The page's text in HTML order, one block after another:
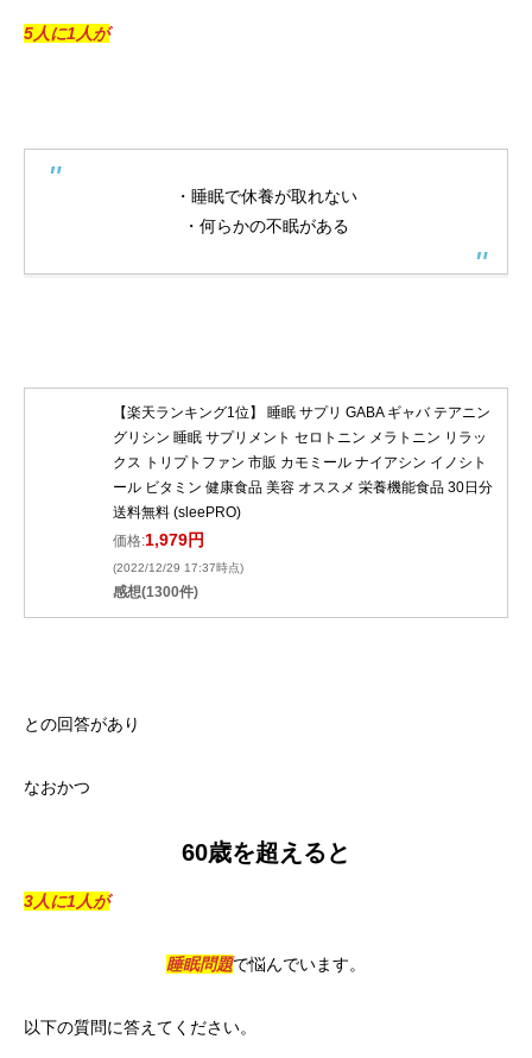
5人に1人が
・睡眠で休養が取れない
・何らかの不眠がある
【楽天ランキング1位】 睡眠 サプリ GABA ギャバ テアニン
グリシン 睡眠 サプリメント セロトニン メラトニン リラッ
クス トリプトファン 市販 カモミール ナイアシン イノシト
ール ビタミン 健康食品 美容 オススメ 栄養機能食品 30日分
送料無料 (sleePRO)
価格:1,979円
(2022/12/29 17:37時点)
感想(1300件)
との回答があり
なおかつ
60歳を超えると
3人に1人が
睡眠問題で悩んでいます。
以下の質問に答えてください。